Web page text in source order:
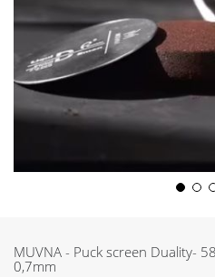
MUVNA - Puck screen Duality-
0,7mm
the
beginning